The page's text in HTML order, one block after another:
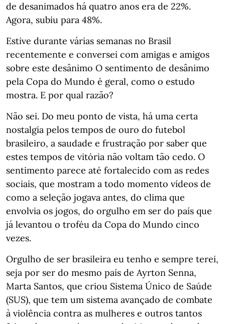
de desanimados há quatro anos era de 22%.
Agora, subiu para 48%.
Estive durante várias semanas no Brasil
recentemente e conversei com amigas e amigos
sobre este desânimo O sentimento de desânimo
pela Copa do Mundo é geral, como o estudo
mostra. E por qual razão?
Não sei. Do meu ponto de vista, há uma certa
nostalgia pelos tempos de ouro do futebol
brasileiro, a saudade e frustração por saber que
estes tempos de vitória não voltam tão cedo. O
sentimento parece até fortalecido com as redes
sociais, que mostram a todo momento vídeos de
como a seleção jogava antes, do clima que
envolvia os jogos, do orgulho em ser do país que
já levantou o troféu da Copa do Mundo cinco
vezes.
Orgulho de ser brasileira eu tenho e sempre terei,
seja por ser do mesmo país de Ayrton Senna,
Marta Santos, que criou Sistema Único de Saúde
(SUS), que tem um sistema avançado de combate
à violência contra as mulheres e outros tantos